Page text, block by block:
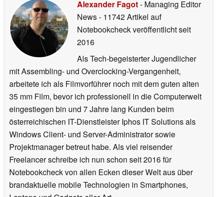
Alexander Fagot- Managing Editor
News- 11742 Artikel auf
Notebookcheck veröffentlichtseit
2016
Als Tech-begeisterter Jugendlicher
mit Assembling- und Overclocking-Vergangenheit,
arbeitete ich als Filmvorführer noch mit dem guten alten
35 mm Film, bevor ich professionell in die Computerwelt
eingestiegen bin und 7 Jahre lang Kunden beim
österreichischen IT-Dienstleister Iphos IT Solutions als
Windows Client- und Server-Administrator sowie
Projektmanager betreut habe. Als viel reisender
Freelancer schreibe ich nun schon seit 2016 für
Notebookcheck von allen Ecken dieser Welt aus über
brandaktuelle mobile Technologien in Smartphones,